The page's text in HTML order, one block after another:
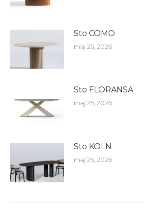
Sto COMO
maj 25, 2026
Sto FLORANSA
maj 25, 2026
Sto KOLN
maj 25, 2026